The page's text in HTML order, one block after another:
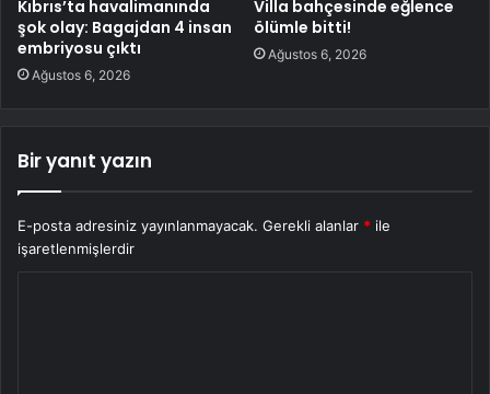
Kıbrıs’ta havalimanında
şok olay: Bagajdan 4 insan
embriyosu çıktı
Ağustos 6, 2026
Villa bahçesinde eğlence
ölümle bitti!
Ağustos 6, 2026
Bir yanıt yazın
E-posta adresiniz yayınlanmayacak. Gerekli alanlar * ile
işaretlenmişlerdir